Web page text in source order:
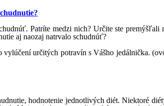
Patríte medzi nich? Určite ste
aj naozaj natrvalo schudnúť?
vylúčení určitých potravín s Vášho jedálnička.
hodnotenie jednotlivých diét. Niektoré